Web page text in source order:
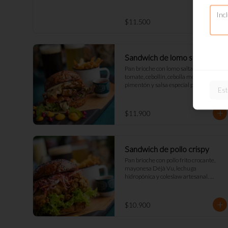
$11.500
Sandwich de lomo saltado
Pan brioche con lomo saltado (o tofu),
tomate, cebollín, cebolla morada,
pimentón y salsa especial peruana,
papas fritas naturales y una salsa.
$11.900
Sandwich de pollo crispy
Pan brioche con pollo frito crocante,
mayonesa Déjà Vu, lechuga
hidropónica y coleslaw artesanal.
$10.900